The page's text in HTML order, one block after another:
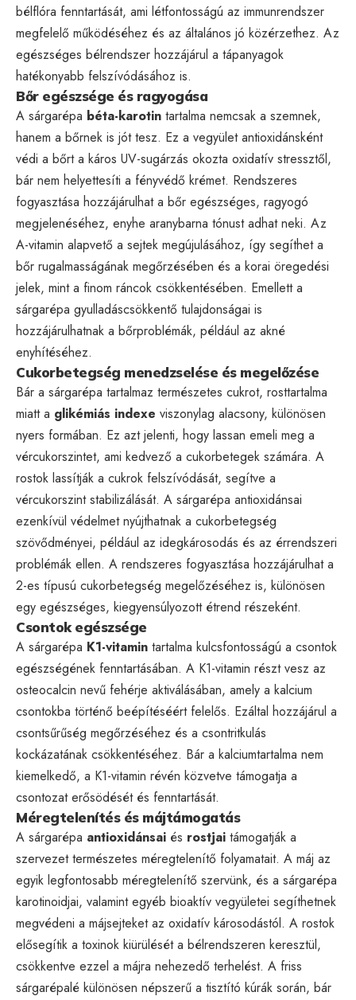
bélflóra fenntartását, ami létfontosságú az immunrendszer
megfelelő működéséhez és az általános jó közérzethez. Az
egészséges bélrendszer hozzájárul a tápanyagok
hatékonyabb felszívódásához is.
Bőr egészsége és ragyogása
A sárgarépa béta-karotin tartalma nemcsak a szemnek,
hanem a bőrnek is jót tesz. Ez a vegyület antioxidánsként
védi a bőrt a káros UV-sugárzás okozta oxidatív stressztől,
bár nem helyettesíti a fényvédő krémet. Rendszeres
fogyasztása hozzájárulhat a bőr egészséges, ragyogó
megjelenéséhez, enyhe aranybarna tónust adhat neki. Az
A-vitamin alapvető a sejtek megújulásához, így segíthet a
bőr rugalmasságának megőrzésében és a korai öregedési
jelek, mint a finom ráncok csökkentésében. Emellett a
sárgarépa gyulladáscsökkentő tulajdonságai is
hozzájárulhatnak a bőrproblémák, például az akné
enyhítéséhez.
Cukorbetegség menedzselése és megelőzése
Bár a sárgarépa tartalmaz természetes cukrot, rosttartalma
miatt a glikémiás indexe viszonylag alacsony, különösen
nyers formában. Ez azt jelenti, hogy lassan emeli meg a
vércukorszintet, ami kedvező a cukorbetegek számára. A
rostok lassítják a cukrok felszívódását, segítve a
vércukorszint stabilizálását. A sárgarépa antioxidánsai
ezenkívül védelmet nyújthatnak a cukorbetegség
szövődményei, például az idegkárosodás és az érrendszeri
problémák ellen. A rendszeres fogyasztása hozzájárulhat a
2-es típusú cukorbetegség megelőzéséhez is, különösen
egy egészséges, kiegyensúlyozott étrend részeként.
Csontok egészsége
A sárgarépa K1-vitamin tartalma kulcsfontosságú a csontok
egészségének fenntartásában. A K1-vitamin részt vesz az
osteocalcin nevű fehérje aktiválásában, amely a kalcium
csontokba történő beépítéséért felelős. Ezáltal hozzájárul a
csontsűrűség megőrzéséhez és a csontritkulás
kockázatának csökkentéséhez. Bár a kalciumtartalma nem
kiemelkedő, a K1-vitamin révén közvetve támogatja a
csontozat erősödését és fenntartását.
Méregtelenítés és májtámogatás
A sárgarépa antioxidánsai és rostjai támogatják a
szervezet természetes méregtelenítő folyamatait. A máj az
egyik legfontosabb méregtelenítő szervünk, és a sárgarépa
karotinoidjai, valamint egyéb bioaktív vegyületei segíthetnek
megvédeni a májsejteket az oxidatív károsodástól. A rostok
elősegítik a toxinok kiürülését a bélrendszeren keresztül,
csökkentve ezzel a májra nehezedő terhelést. A friss
sárgarépalé különösen népszerű a tisztító kúrák során, bár